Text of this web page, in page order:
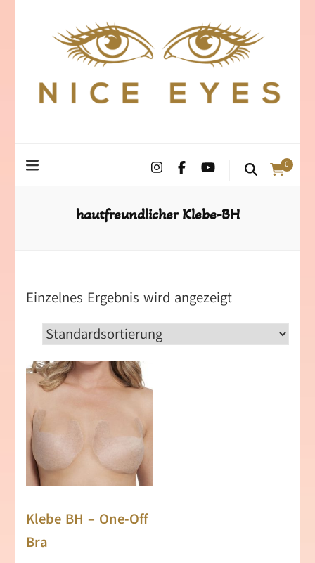
0
hautfreundlicher Klebe-BH
Einzelnes Ergebnis wird angezeigt
Klebe BH – One-Off
Bra